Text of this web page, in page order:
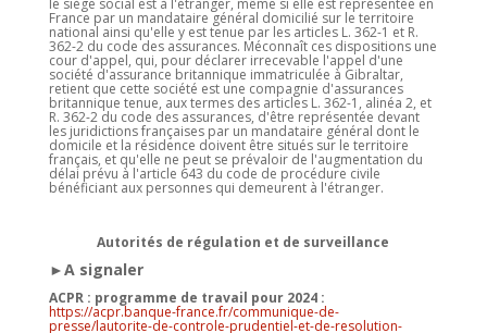
le siège social est à l'étranger, même si elle est représentée en
France par un mandataire général domicilié sur le territoire
national ainsi qu'elle y est tenue par les articles L. 362-1 et R.
362-2 du code des assurances. Méconnaît ces dispositions une
cour d'appel, qui, pour déclarer irrecevable l'appel d'une
société d'assurance britannique immatriculée à Gibraltar,
retient que cette société est une compagnie d'assurances
britannique tenue, aux termes des articles L. 362-1, alinéa 2, et
R. 362-2 du code des assurances, d'être représentée devant
les juridictions françaises par un mandataire général dont le
domicile et la résidence doivent être situés sur le territoire
français, et qu'elle ne peut se prévaloir de l'augmentation du
délai prévu à l'article 643 du code de procédure civile
bénéficiant aux personnes qui demeurent à l'étranger.
Autorités de régulation et de surveillance
►A signaler
ACPR : programme de travail pour 2024 :
https://acpr.banque-france.fr/communique-de-
presse/lautorite-de-controle-prudentiel-et-de-resolution-